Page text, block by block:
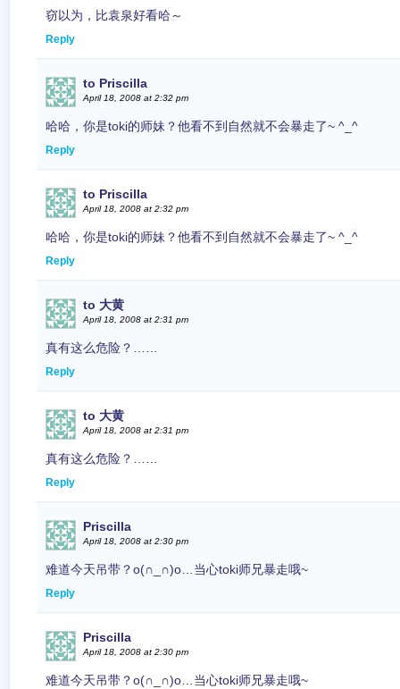
窃以为，比袁泉好看哈～
Reply
to Priscilla
April 18, 2008 at 2:32 pm
哈哈，你是toki的师妹？他看不到自然就不会暴走了~ ^_^
Reply
to Priscilla
April 18, 2008 at 2:32 pm
哈哈，你是toki的师妹？他看不到自然就不会暴走了~ ^_^
Reply
to 大黄
April 18, 2008 at 2:31 pm
真有这么危险？……
Reply
to 大黄
April 18, 2008 at 2:31 pm
真有这么危险？……
Reply
Priscilla
April 18, 2008 at 2:30 pm
难道今天吊带？o(∩_∩)o…当心toki师兄暴走哦~
Reply
Priscilla
April 18, 2008 at 2:30 pm
难道今天吊带？o(∩_∩)o…当心toki师兄暴走哦~